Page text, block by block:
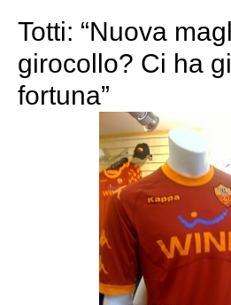
Totti: “Nuova
girocollo? Ci ha
fortuna”